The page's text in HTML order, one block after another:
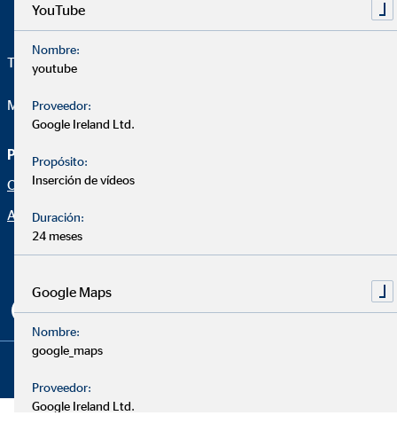
Telefon: +34 699 245 057
Mail:jorge.armesto@ovb.es
Página de asesoramiento
Oportunidad profesional
Aviso legal
Copyright © 2026 by OVB Allfinanz España S.A. | All Rights
YouTube
Nombre:
youtube
Proveedor:
Google Ireland Ltd.
Propósito:
Inserción de vídeos
Duración:
24 meses
Google Maps
Nombre:
google_maps
Proveedor:
Google Ireland Ltd.